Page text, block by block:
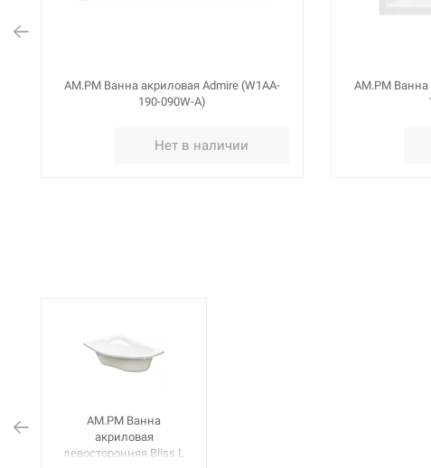
AM.PM Ванна акриловая Admire (W1AA-
190-090W-A)
Нет в наличии
AM.PM Ванна
AM.PM Ванна
акриловая
левосторонняя Bliss L